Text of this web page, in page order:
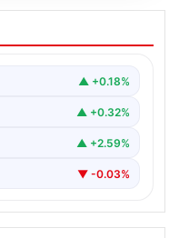
süreci söz
Yardımcısı
Yılmaz, CNN Türk
▲ +0.18%
▲ +0.32%
▲ +2.59%
▼ -0.03%